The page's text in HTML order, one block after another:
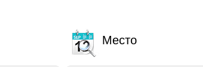
Место